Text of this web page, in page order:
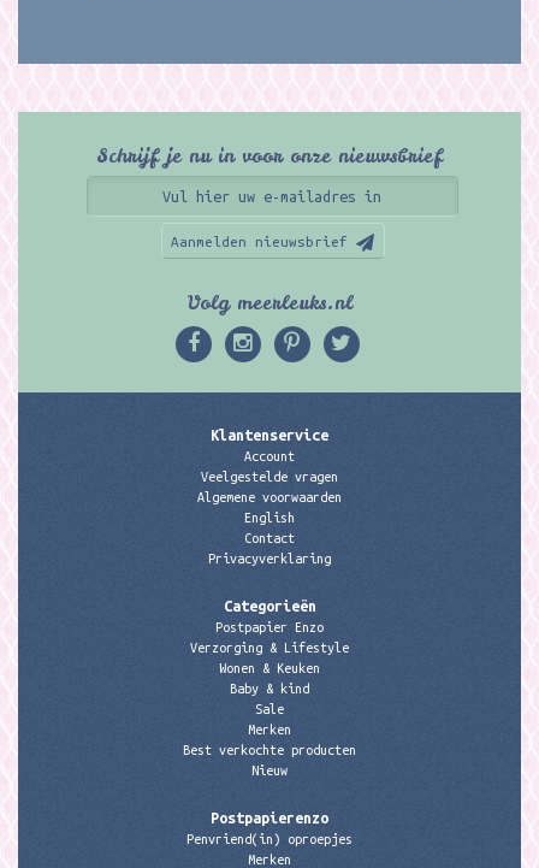
Schrijf je nu in voor onze nieuwsbrief
Aanmelden nieuwsbrief
Volg meerleuks.nl
Klantenservice
Account
Veelgestelde vragen
Algemene voorwaarden
English
Contact
Privacyverklaring
Categorieën
Postpapier Enzo
Verzorging & Lifestyle
Wonen & Keuken
Baby & kind
Sale
Merken
Best verkochte producten
Nieuw
Postpapierenzo
Penvriend(in) oproepjes
Merken